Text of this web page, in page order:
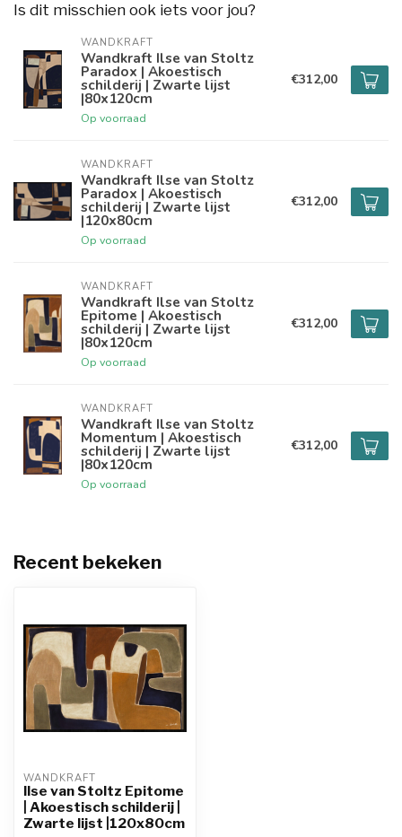
Is dit misschien ook iets voor jou?
WANDKRAFT
Wandkraft Ilse van Stoltz
Paradox | Akoestisch
schilderij | Zwarte lijst
|80x120cm
Op voorraad
€312,00
WANDKRAFT
Wandkraft Ilse van Stoltz
Paradox | Akoestisch
schilderij | Zwarte lijst
|120x80cm
Op voorraad
€312,00
WANDKRAFT
Wandkraft Ilse van Stoltz
Epitome | Akoestisch
schilderij | Zwarte lijst
|80x120cm
Op voorraad
€312,00
WANDKRAFT
Wandkraft Ilse van Stoltz
Momentum | Akoestisch
schilderij | Zwarte lijst
|80x120cm
Op voorraad
€312,00
Recent bekeken
WANDKRAFT
Ilse van Stoltz Epitome
| Akoestisch schilderij |
Zwarte lijst |120x80cm